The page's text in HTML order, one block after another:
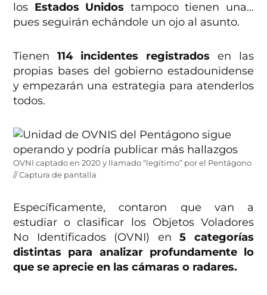
los Estados Unidos tampoco tienen una…
pues seguirán echándole un ojo al asunto.
Tienen114 incidentes registrados en las
propias bases del gobierno estadounidense
y empezarán una estrategia para atenderlos
todos.
OVNI captado en 2020 y llamado “legítimo” por el Pentágono
// Captura de pantalla
Específicamente, contaron que van a
estudiar o clasificar los Objetos Voladores
No Identificados (OVNI) en5 categorías
distintas para analizar profundamente lo
que se aprecie en las cámaras o radares.